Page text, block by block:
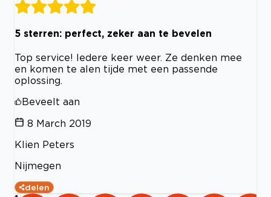
5 sterren: perfect, zeker aan te bevelen
Top service! Iedere keer weer. Ze denken mee
en komen te alen tijde met een passende
oplossing.
Beveelt aan
8 March 2019
Klien Peters
Nijmegen
delen